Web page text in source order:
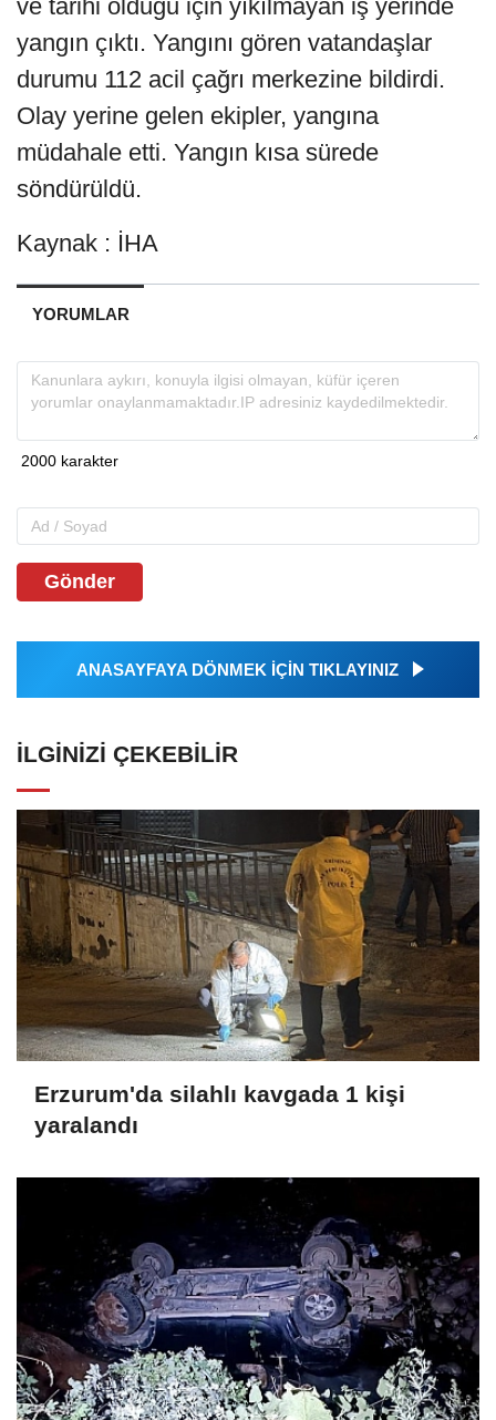
ve tarihi olduğu için yıkılmayan iş yerinde
yangın çıktı. Yangını gören vatandaşlar
durumu 112 acil çağrı merkezine bildirdi.
Olay yerine gelen ekipler, yangına
müdahale etti. Yangın kısa sürede
söndürüldü.
Kaynak : İHA
YORUMLAR
Gönder
ANASAYFAYA DÖNMEK İÇİN TIKLAYINIZ
İLGINIZI ÇEKEBILIR
Erzurum'da silahlı kavgada 1 kişi
yaralandı